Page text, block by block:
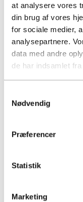
at analysere vores
din brug af vores
for sociale medier,
analysepartnere.
data med andre
de har indsamlet
Nødvendig
Præferencer
Statistik
Marketing
Se flere nyheder
Klamsagervej 15
Cvr.nr. 32297374